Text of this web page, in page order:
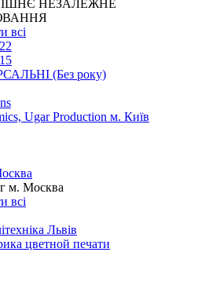
НЕЗАЛЕЖНЕ
всі
(Без року)
Ugar Production м. Київ
м. Москва
всі
Львів
цветной печати